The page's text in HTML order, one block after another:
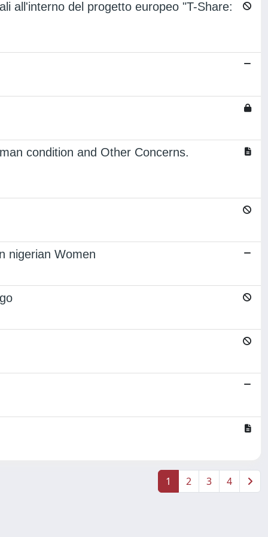
all'interno del progetto europeo "T-Share:
condition and Other Concerns.
nigerian Women
1 2 3 4